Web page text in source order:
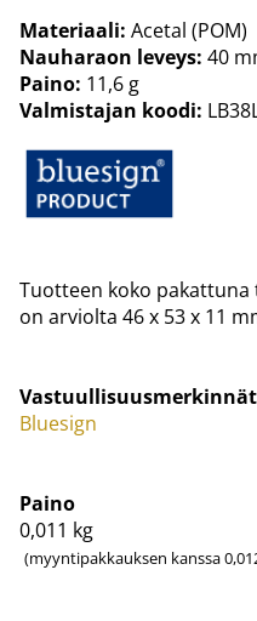
Materiaali: Acetal (POM)
Nauharaon leveys: 40
Paino: 11,6 g
Valmistajan koodi:
Tuotteen koko pakattuna
on arviolta 46 x 53 x 11
Vastuullisuusmerkinnät
Bluesign
Paino
0,011 kg
(myyntipakkauksen kanssa